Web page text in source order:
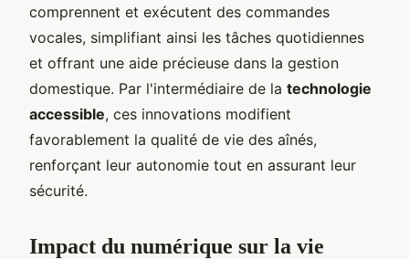
comprennent et exécutent des commandes
vocales, simplifiant ainsi les tâches quotidiennes
et offrant une aide précieuse dans la gestion
domestique. Par l'intermédiaire de la technologie
accessible, ces innovations modifient
favorablement la qualité de vie des aînés,
renforçant leur autonomie tout en assurant leur
sécurité.
Impact du numérique sur la vie